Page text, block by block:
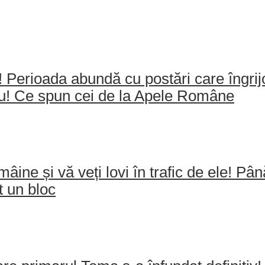
abundă cu postări care
Ce spun cei de la Apele Române
și vă veți lovi în trafic de ele!
un bloc